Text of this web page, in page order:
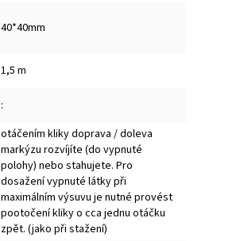
40*40mm
1,5 m
:
otáčením kliky doprava / doleva
markýzu rozvíjíte (do vypnuté
polohy) nebo stahujete. Pro
dosažení vypnuté látky při
maximálním výsuvu je nutné provést
pootočení kliky o cca jednu otáčku
zpět. (jako při stažení)